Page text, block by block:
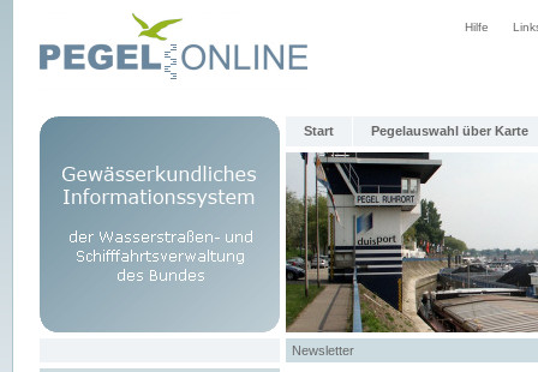
Hilfe
Start Pegelauswahl über Karte
Newsletter